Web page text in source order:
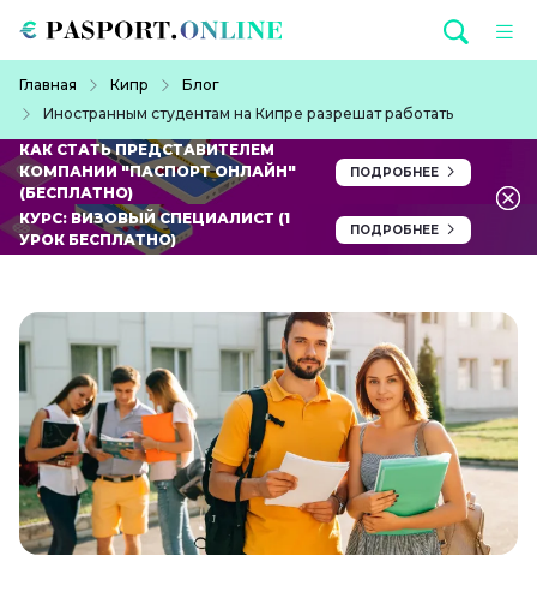
Главная Кипр
Блог
Иностранным студентам на Кипре разрешат работать
КАК СТАТЬ ПРЕДСТАВИТЕЛЕМ
КОМПАНИИ "ПАСПОРТ ОНЛАЙН"
(БЕСПЛАТНО)
ПОДРОБНЕЕ
КУРС: ВИЗОВЫЙ СПЕЦИАЛИСТ (1
УРОК БЕСПЛАТНО)
ПОДРОБНЕЕ